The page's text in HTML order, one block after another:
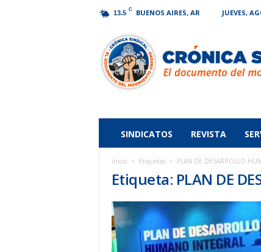
13.5 C BUENOS AIRES, AR JUEVES,
Sindical
SINDICATOS REVISTA
Inicio Etiquetas PLAN DE DESARROLLO
Etiqueta: PLAN DE